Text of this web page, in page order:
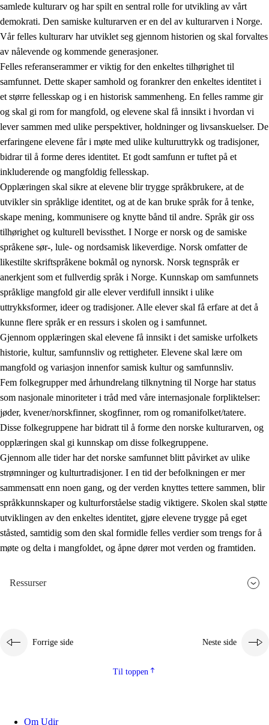
1.2 Identitet og kulturelt mangfold
1.3 Kritisk tenkning og etisk bevissthet
1.4 Skaperglede, engasjement og utforskertrang
1.5 Respekt for naturen og miljøbevissthet
1.6 Demokrati og medvirkning
samlede kulturarv og har spilt en sentral rolle for utvikling av vårt
demokrati. Den samiske kulturarven er en del av kulturarven i Norge.
Vår felles kulturarv har utviklet seg gjennom historien og skal forvaltes
av nålevende og kommende generasjoner.
Felles referanserammer er viktig for den enkeltes tilhørighet til
samfunnet. Dette skaper samhold og forankrer den enkeltes identitet i
et større fellesskap og i en historisk sammenheng. En felles ramme gir
og skal gi rom for mangfold, og elevene skal få innsikt i hvordan vi
lever sammen med ulike perspektiver, holdninger og livsanskuelser. De
erfaringene elevene får i møte med ulike kulturuttrykk og tradisjoner,
bidrar til å forme deres identitet. Et godt samfunn er tuftet på et
inkluderende og mangfoldig fellesskap.
Opplæringen skal sikre at elevene blir trygge språkbrukere, at de
utvikler sin språklige identitet, og at de kan bruke språk for å tenke,
skape mening, kommunisere og knytte bånd til andre. Språk gir oss
tilhørighet og kulturell bevissthet. I Norge er norsk og de samiske
språkene sør-, lule- og nordsamisk likeverdige. Norsk omfatter de
likestilte skriftspråkene bokmål og nynorsk. Norsk tegnspråk er
anerkjent som et fullverdig språk i Norge. Kunnskap om samfunnets
språklige mangfold gir alle elever verdifull innsikt i ulike
uttrykksformer, ideer og tradisjoner. Alle elever skal få erfare at det å
kunne flere språk er en ressurs i skolen og i samfunnet.
Gjennom opplæringen skal elevene få innsikt i det samiske urfolkets
historie, kultur, samfunnsliv og rettigheter. Elevene skal lære om
mangfold og variasjon innenfor samisk kultur og samfunnsliv.
Fem folkegrupper med århundrelang tilknytning til Norge har status
som nasjonale minoriteter i tråd med våre internasjonale forpliktelser:
jøder, kvener/norskfinner, skogfinner, rom og romanifolket/tatere.
Disse folkegruppene har bidratt til å forme den norske kulturarven, og
opplæringen skal gi kunnskap om disse folkegruppene.
Gjennom alle tider har det norske samfunnet blitt påvirket av ulike
strømninger og kulturtradisjoner. I en tid der befolkningen er mer
sammensatt enn noen gang, og der verden knyttes tettere sammen, blir
språkkunnskaper og kulturforståelse stadig viktigere. Skolen skal støtte
utviklingen av den enkeltes identitet, gjøre elevene trygge på eget
ståsted, samtidig som den skal formidle felles verdier som trengs for å
møte og delta i mangfoldet, og åpne dører mot verden og framtiden.
Ressurser
Forrige side Neste side
Til toppen
Om Udir